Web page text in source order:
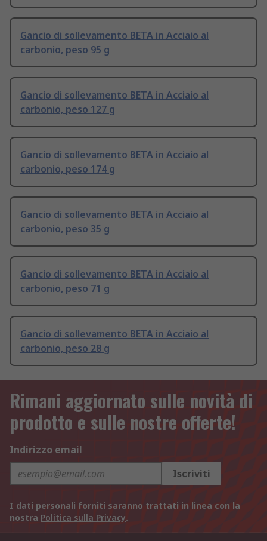
Gancio di sollevamento BETA in Acciaio al
carbonio, peso 95 g
Gancio di sollevamento BETA in Acciaio al
carbonio, peso 127 g
Gancio di sollevamento BETA in Acciaio al
carbonio, peso 174 g
Gancio di sollevamento BETA in Acciaio al
carbonio, peso 35 g
Gancio di sollevamento BETA in Acciaio al
carbonio, peso 71 g
Gancio di sollevamento BETA in Acciaio al
carbonio, peso 28 g
Rimani aggiornato sulle novità di
prodotto e sulle nostre offerte!
Indirizzo email
Iscriviti
I dati personali forniti saranno trattati in linea con la
nostra Politica sulla Privacy.